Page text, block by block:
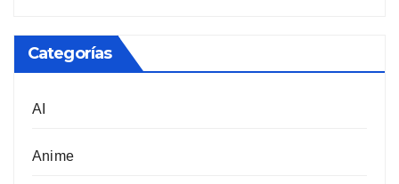
Categorías
AI
Anime